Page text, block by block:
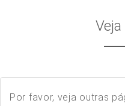
Por favor, veja outras